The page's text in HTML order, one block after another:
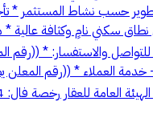
للتطوير حسب نشاط
والاستفسار: * ((رقم
المعلن يظهر عند التواصل)) –